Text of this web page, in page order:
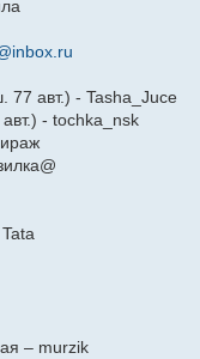
авт.) - Tasha_Juce
- tochka_nsk
– murzik